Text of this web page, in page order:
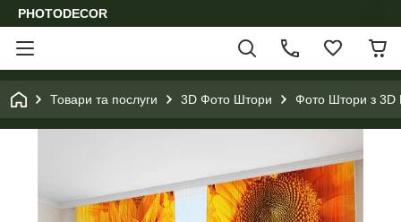
PHOTODECOR
Товари та послуги 3D Фото Штори Фото Штори з 3D